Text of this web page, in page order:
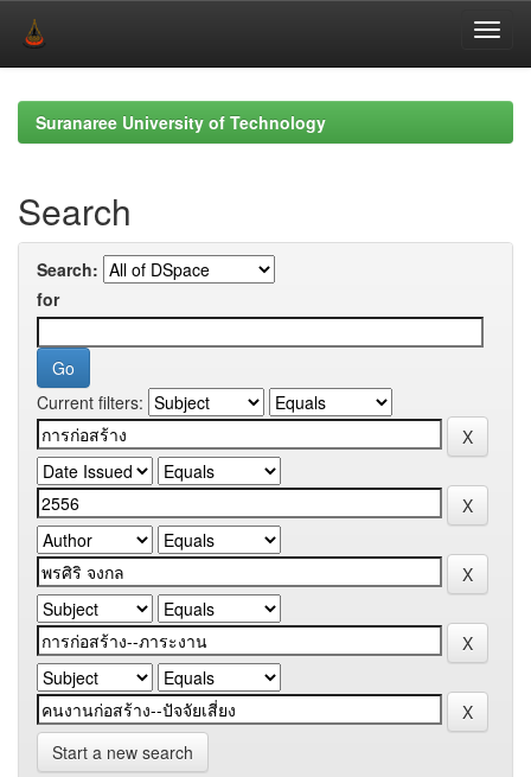
navigationSuranaree University of Technology
Search
Search:
for
Current filters:
Start a new search